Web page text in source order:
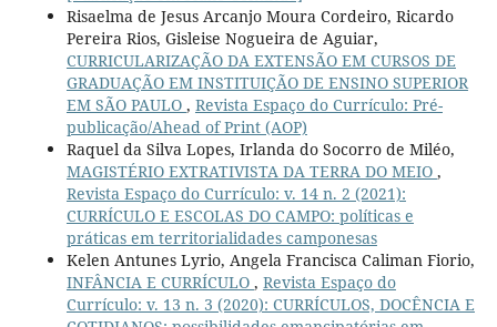
Risaelma de Jesus Arcanjo Moura Cordeiro, Ricardo
Pereira Rios, Gisleise Nogueira de Aguiar,
CURRICULARIZAÇÃO DA EXTENSÃO EM CURSOS DE
GRADUAÇÃO EM INSTITUIÇÃO DE ENSINO SUPERIOR
EM SÃO PAULO , Revista Espaço do Currículo: Pré-
publicação/Ahead of Print (AOP)
Raquel da Silva Lopes, Irlanda do Socorro de Miléo,
MAGISTÉRIO EXTRATIVISTA DA TERRA DO MEIO ,
Revista Espaço do Currículo: v. 14 n. 2 (2021):
CURRÍCULO E ESCOLAS DO CAMPO: políticas e
práticas em territorialidades camponesas
Kelen Antunes Lyrio, Angela Francisca Caliman Fiorio,
INFÂNCIA E CURRÍCULO , Revista Espaço do
Currículo: v. 13 n. 3 (2020): CURRÍCULOS, DOCÊNCIA E